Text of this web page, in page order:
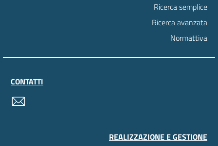
Ricerca semplice
Ricerca avanzata
Normattiva
CONTATTI
REALIZZAZIONE E GESTIONE